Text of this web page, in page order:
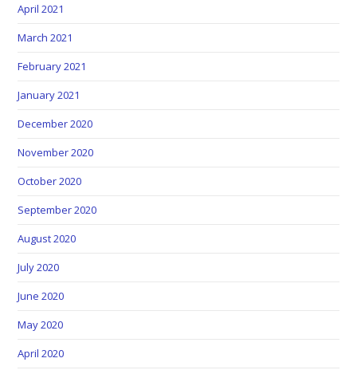
April 2021
March 2021
February 2021
January 2021
December 2020
November 2020
October 2020
September 2020
August 2020
July 2020
June 2020
May 2020
April 2020